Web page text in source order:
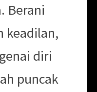
Berani
keadilan,
diri
puncak